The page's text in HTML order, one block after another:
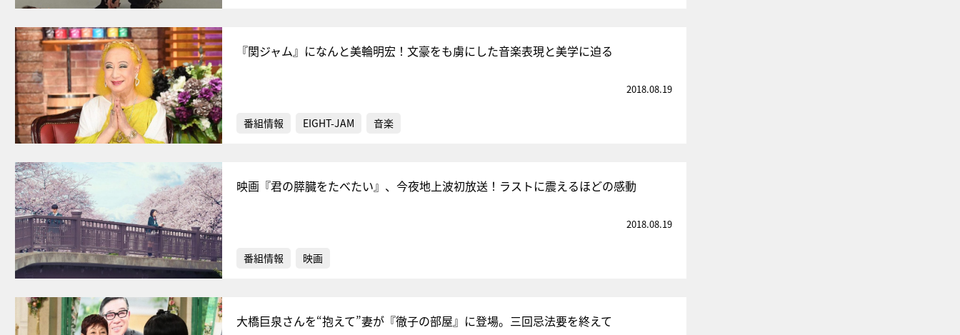
『関ジャム』になんと美輪明宏！文豪をも虜にした音楽表現と美学に迫る
2018.08.19
番組情報 EIGHT-JAM 音楽
映画『君の膵臓をたべたい』、今夜地上波初放送！ラストに震えるほどの感動
2018.08.19
番組情報 映画
大橋巨泉さんを“抱えて”妻が『徹子の部屋』に登場。三回忌法要を終えて